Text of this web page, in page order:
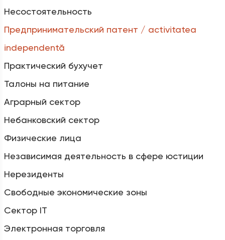
Несостоятельность
Предпринимательский патент / activitatea
independentă
Практический бухучет
Талоны на питание
Аграрный сектор
Небанковский сектор
Физические лица
Независимая деятельность в сфере юстиции
Нерезиденты
Свободные экономические зоны
Сектор IT
Электронная торговля